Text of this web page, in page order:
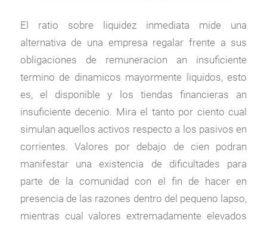
El ratio sobre liquidez inmediata mide una
alternativa de una empresa regalar frente a sus
obligaciones de remuneracion an insuficiente
termino de dinamicos mayormente liquidos, esto
es, el disponible y los tiendas financieras an
insuficiente decenio. Mira el tanto por ciento cual
simulan aquellos activos respecto a los pasivos en
corrientes. Valores por debajo de cien podran
manifestar una existencia de dificultades para
parte de la comunidad con el fin de hacer en
presencia de las razones dentro del pequeno lapso,
mientras cual valores extremadamente elevados